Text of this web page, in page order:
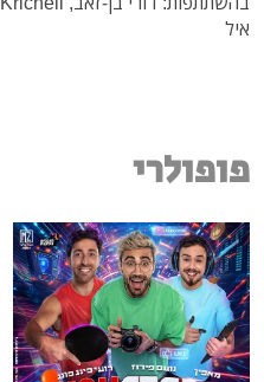
איל
פופולרי